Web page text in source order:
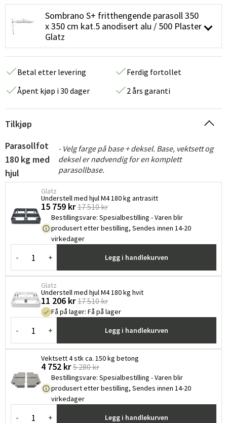
Sombrano S+ fritthengende parasoll 350
x 350 cm kat.5 anodisert alu / 500 Plaster
Glatz
Betal etter levering
Ferdig fortollet
Åpent kjøp i 30 dager
2 års garanti
Tilkjøp
Parasollfot
180 kg med
hjul
- Velg farge på base + deksel. Base, vektsett og
deksel er nødvendig for en komplett
parasollbase.
Glatz
Understell med hjul M4 180 kg antrasitt
15 759 kr 17 510 kr
Bestillingsvare: Spesialbestilling - Varen blir
produsert etter bestilling, Sendes innen 14-20
virkedager
- + Legg i handlekurven
Glatz
Understell med hjul M4 180 kg hvit
11 206 kr 17 510 kr
Få på lager: Få på lager
- + Legg i handlekurven
Vektsett 4 stk ca. 150 kg betong
4 752 kr 5 280 kr
Bestillingsvare: Spesialbestilling - Varen blir
produsert etter bestilling, Sendes innen 14-20
virkedager
- + Legg i handlekurven